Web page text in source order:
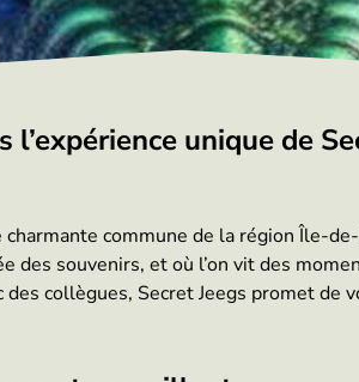
l’expérience unique de
commune de la région Île-
des souvenirs, et où l’on vit des
des collègues, Secret Jeegs promet